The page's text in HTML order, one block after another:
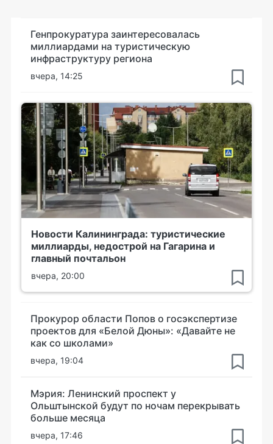
Генпрокуратура заинтересовалась
миллиардами на туристическую
инфраструктуру региона
вчера, 14:25
Новости Калининграда: туристические
миллиарды, недострой на Гагарина и
главный почтальон
вчера, 20:00
Прокурор области Попов о госэкспертизе
проектов для «Белой Дюны»: «Давайте не
как со школами»
вчера, 19:04
Мэрия: Ленинский проспект у
Ольштынской будут по ночам перекрывать
больше месяца
вчера, 17:46